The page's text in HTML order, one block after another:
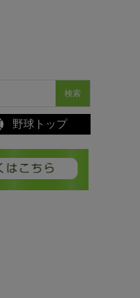
検索
野球トップ